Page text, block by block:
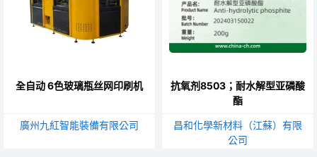
全自动 6色玻璃瓶丝网印刷机
廣州九紅智能裝備有限公司
抗氧剂8503；耐水解型亚磷酸
酯
昌和化學新材料（江蘇）有限
公司